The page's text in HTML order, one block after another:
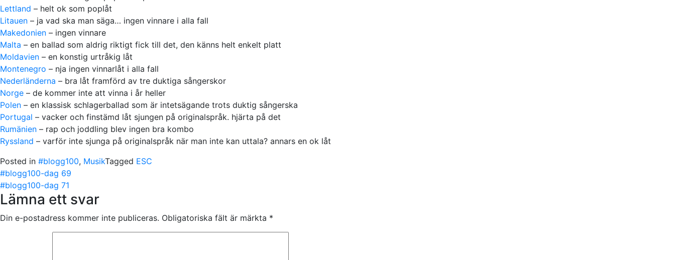
Lettland – helt ok som poplåt
Litauen – ja vad ska man säga… ingen vinnare i alla fall
Makedonien – ingen vinnare
Malta – en ballad som aldrig riktigt fick till det, den känns helt enkelt platt
Moldavien – en konstig urtråkig låt
Montenegro – nja ingen vinnarlåt i alla fall
Nederländerna – bra låt framförd av tre duktiga sångerskor
Norge – de kommer inte att vinna i år heller
Polen – en klassisk schlagerballad som är intetsägande trots duktig sångerska
Portugal – vacker och finstämd låt sjungen på originalspråk. hjärta på det
Rumänien – rap och joddling blev ingen bra kombo
Ryssland – varför inte sjunga på originalspråk när man inte kan uttala? annars en ok låt
Posted in #blogg100, MusikTagged ESC
Post
navigation
#blogg100-dag 69
#blogg100-dag 71
Lämna ett svar
Din e-postadress kommer inte publiceras. Obligatoriska fält är märkta *